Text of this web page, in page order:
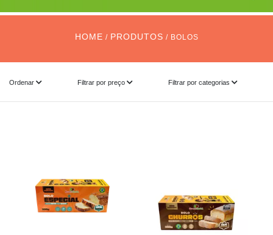
HOME / PRODUTOS / BOLOS
Ordenar Filtrar por preço Filtrar por categorias